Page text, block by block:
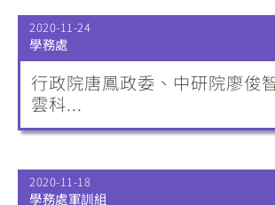
2020-11-24
學務處
行政院唐鳳政委、中研院廖俊
雲科...
2020-11-18
學務處軍訓組